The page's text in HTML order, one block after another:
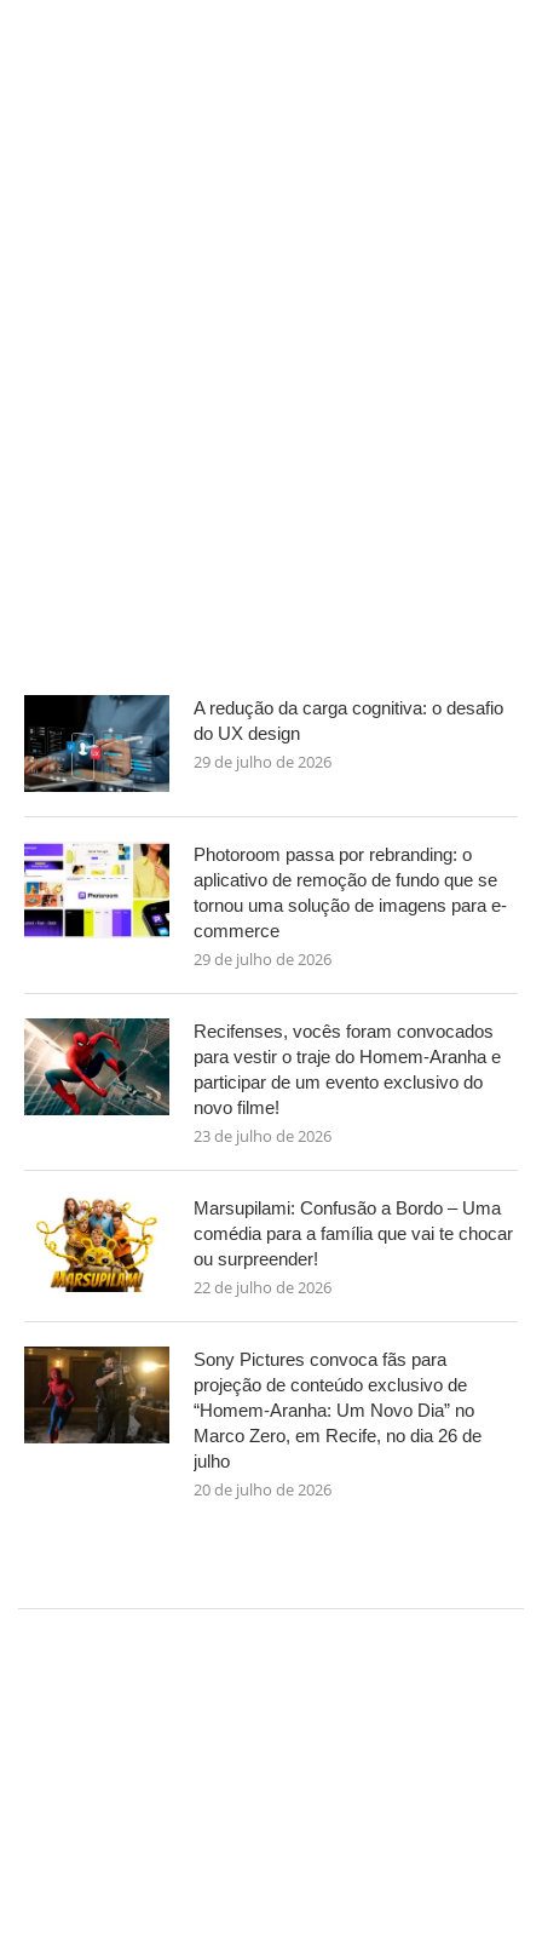
A redução da carga cognitiva: o desafio
do UX design
29 de julho de 2026
Photoroom passa por rebranding: o
aplicativo de remoção de fundo que se
tornou uma solução de imagens para e-
commerce
29 de julho de 2026
Recifenses, vocês foram convocados
para vestir o traje do Homem-Aranha e
participar de um evento exclusivo do
novo filme!
23 de julho de 2026
Marsupilami: Confusão a Bordo – Uma
comédia para a família que vai te chocar
ou surpreender!
22 de julho de 2026
Sony Pictures convoca fãs para
projeção de conteúdo exclusivo de
“Homem-Aranha: Um Novo Dia” no
Marco Zero, em Recife, no dia 26 de
julho
20 de julho de 2026